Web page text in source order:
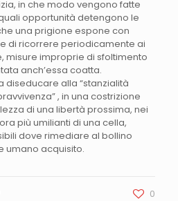
in che modo vengono fatte
opportunità detengono le
una prigione espone con
di ricorrere periodicamente ai
misure improprie di sfoltimento
anch’essa coatta.
diseducare alla “stanzialità
, in una costrizione
di una libertà prossima, nei
più umilianti di una cella,
dove rimediare al bollino
umano acquisito.
0